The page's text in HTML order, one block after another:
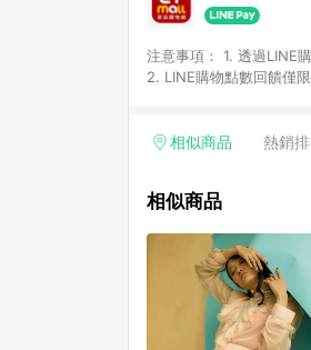
注意事項： 1. 透過LINE
2. LINE購物點數回饋僅
「草莓網」全館商品。
面顯示為準。 7. LINE購
品資料更新會有時間差
準。 9. 若有贈點爭議，
贈點回饋。 10. 部分點
紅包頁面規則為準。
相似商品 熱銷
相似商品